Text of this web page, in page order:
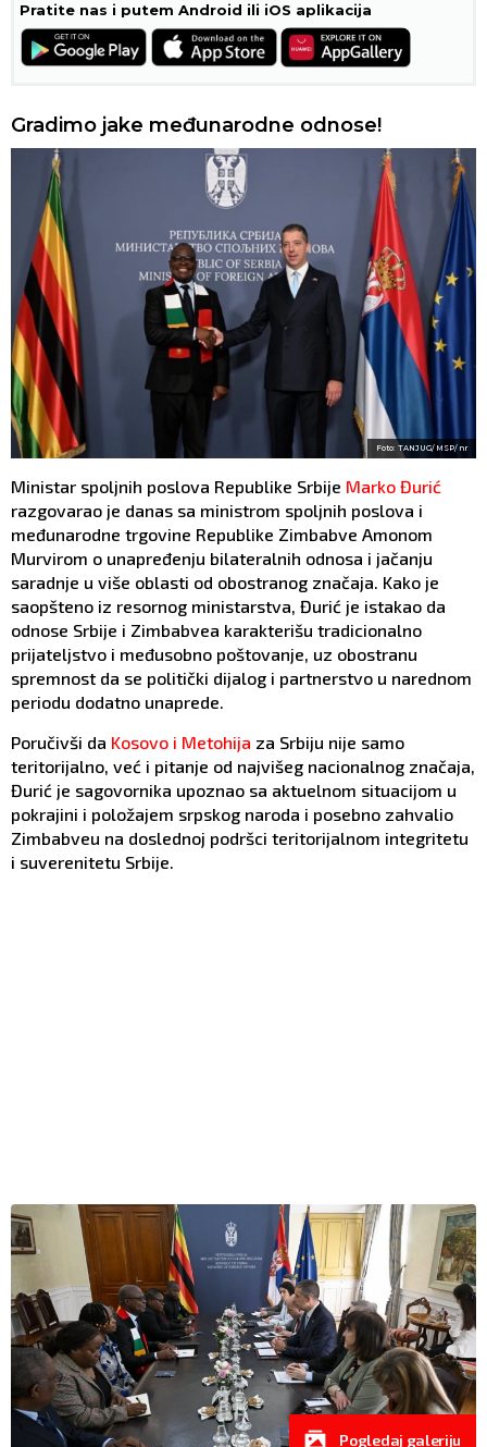
Pratite nas i putem Android ili iOS aplikacija
Gradimo jake međunarodne odnose!
Foto: TANJUG/ MSP/ nr
Ministar spoljnih poslova Republike Srbije Marko Đurić
razgovarao je danas sa ministrom spoljnih poslova i
međunarodne trgovine Republike Zimbabve Amonom
Murvirom o unapređenju bilateralnih odnosa i jačanju
saradnje u više oblasti od obostranog značaja. Kako je
saopšteno iz resornog ministarstva, Đurić je istakao da
odnose Srbije i Zimbabvea karakterišu tradicionalno
prijateljstvo i međusobno poštovanje, uz obostranu
spremnost da se politički dijalog i partnerstvo u narednom
periodu dodatno unaprede.
Poručivši da Kosovo i Metohija za Srbiju nije samo
teritorijalno, već i pitanje od najvišeg nacionalnog značaja,
Đurić je sagovornika upoznao sa aktuelnom situacijom u
pokrajini i položajem srpskog naroda i posebno zahvalio
Zimbabveu na doslednoj podršci teritorijalnom integritetu
i suverenitetu Srbije.
Pogledaj galeriju